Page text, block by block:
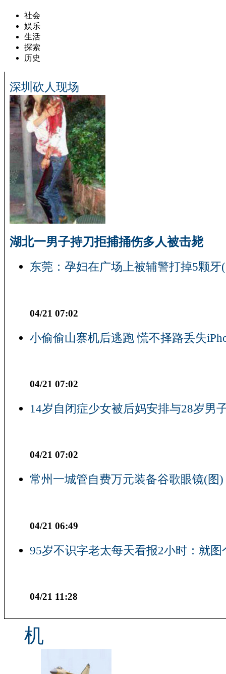
社会
娱乐
生活
探索
历史
深圳砍人现场
湖北一男子持刀拒捕捅伤多人被击毙
东莞：孕妇在广场上被辅警打掉5颗牙
04/21 07:02
小偷偷山寨机后逃跑 慌不择路丢失
04/21 07:02
14岁自闭症少女被后妈安排与28岁男
04/21 07:02
常州一城管自费万元装备谷歌眼镜(图)
04/21 06:49
95岁不识字老太每天看报2小时：就图
04/21 11:28
机